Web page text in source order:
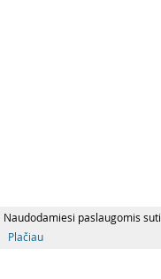
Naudodamiesi paslaugomis
Plačiau